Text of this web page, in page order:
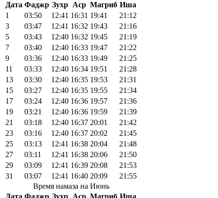
Дата Фаджр Зухр Аср Магриб Иша
1
03:50 12:41 16:31 19:41
21:12
3
03:47 12:41 16:32 19:43
21:16
5
03:43 12:40 16:32 19:45
21:19
7
03:40 12:40 16:33 19:47
21:22
9
03:36 12:40 16:33 19:49
21:25
11
03:33 12:40 16:34 19:51
21:28
13
03:30 12:40 16:35 19:53
21:31
15
03:27 12:40 16:35 19:55
21:34
17
03:24 12:40 16:36 19:57
21:36
19
03:21 12:40 16:36 19:59
21:39
21
03:18 12:40 16:37 20:01
21:42
23
03:16 12:40 16:37 20:02
21:45
25
03:13 12:41 16:38 20:04
21:48
27
03:11 12:41 16:38 20:06
21:50
29
03:09 12:41 16:39 20:08
21:53
31
03:07 12:41 16:40 20:09
21:55
Время намаза на Июнь